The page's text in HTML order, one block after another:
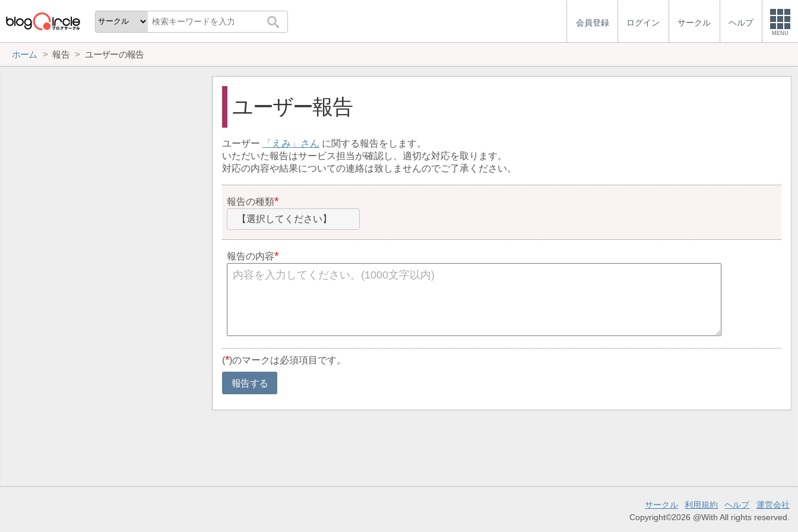
会員登録 ログイン サークル ヘルプ
MENU
ホーム 報告 ユーザーの報告
ユーザー報告
ユーザー えみ
に関する報告をします。
いただいた報告はサービス担当が確認し、適切な対応を取ります。
対応の内容や結果についての連絡は致しませんのでご了承ください。
報告の種類
【選択してください】
報告の内容
(*)のマークは必須項目です。
報告する
サークル 利用規約 ヘルプ
運営会社
Copyright©2026 @With All rights reserved.